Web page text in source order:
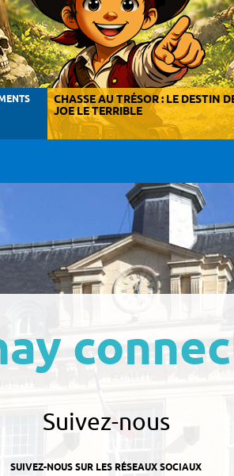
CHASSE AU TRÉSOR : LE DESTIN
JOE LE TERRIBLE
Suivez-nous
SUIVEZ-NOUS SUR LES RÉSEAUX SOCIAUX